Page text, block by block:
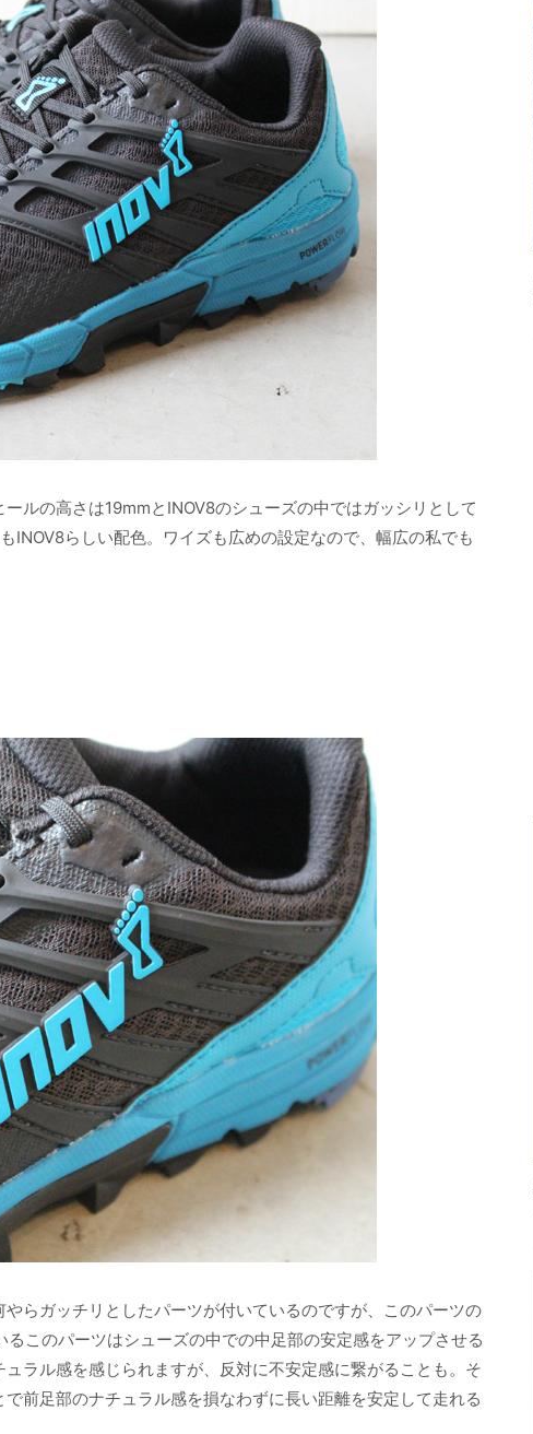
ルの高さは19mmとINOV8のシューズの中ではガッシリとして
INOV8らしい配色。ワイズも広めの設定なので、幅広の私でも
らガッチリとしたパーツが付いているのですが、このパーツの
このパーツはシューズの中での中足部の安定感をアップさせる
ラル感を感じられますが、反対に不安定感に繋がることも。そ
前足部のナチュラル感を損なわずに長い距離を安定して走れる